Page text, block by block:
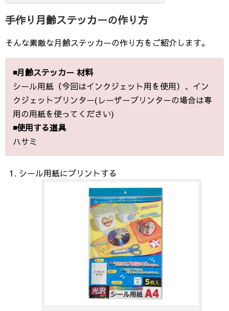
手作り月齢ステッカーの作り方
そんな素敵な月齢ステッカーの作り方をご紹介します。
◾️月齢ステッカー 材料
シール用紙（今回はインクジェット用を使用）、イン
クジェットプリンター(レーザープリンターの場合は専
用の用紙を使ってください)
◾️使用する道具
ハサミ
シール用紙にプリントする